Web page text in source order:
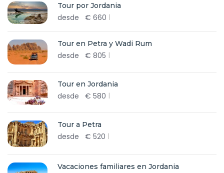
Tour por Jordania
desde € 660
Tour en Petra y Wadi Rum
desde € 805
Tour en Jordania
desde € 580
Tour a Petra
desde € 520
Vacaciones familiares en Jordania